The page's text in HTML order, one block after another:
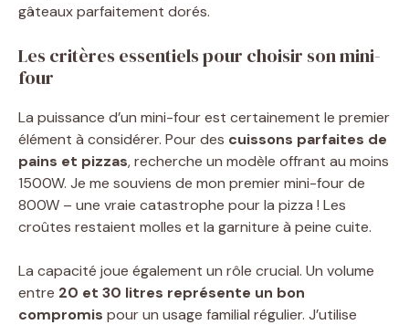
gâteaux parfaitement dorés.
Les critères essentiels pour choisir son mini-
four
La puissance d’un mini-four est certainement le premier
élément à considérer. Pour des cuissons parfaites de
pains et pizzas, recherche un modèle offrant au moins
1500W. Je me souviens de mon premier mini-four de
800W – une vraie catastrophe pour la pizza ! Les
croûtes restaient molles et la garniture à peine cuite.
La capacité joue également un rôle crucial. Un volume
entre 20 et 30 litres représente un bon
compromis pour un usage familial régulier. J’utilise